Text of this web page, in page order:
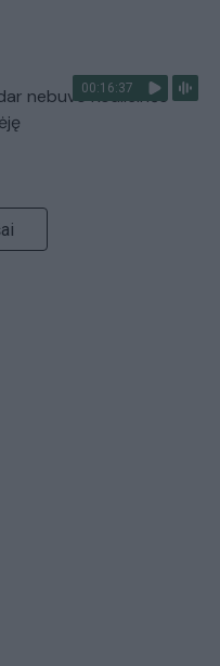
00:16:37
nebuvo Koalicinės